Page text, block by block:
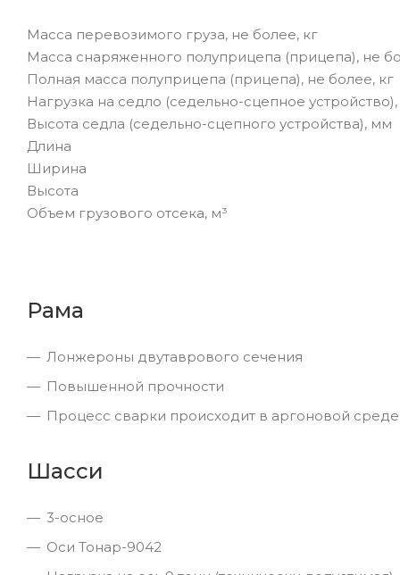
Масса перевозимого груза, не более, кг
Масса снаряженного полуприцепа (прицепа), не
Полная масса полуприцепа (прицепа), не более, кг
Нагрузка на седло (седельно-сцепное устройство),
Высота седла (седельно-сцепного устройства), мм
Ширина
Высота
Объем грузового отсека, м³
Рама
Лонжероны двутаврового сечения
Повышенной прочности
Процесс сварки происходит в аргоновой
Шасси
3-осное
Оси Тонар-9042